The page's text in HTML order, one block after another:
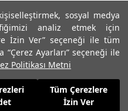
sosyal medya
analiz etmek için
İzin Ver” seçeneği ile tüm
Ayarları” seçeneği ile
Politikası Metni
Tüm Çerezlere
İzin Ver
Sepete Ekle
İzinsiz kullanılamaz